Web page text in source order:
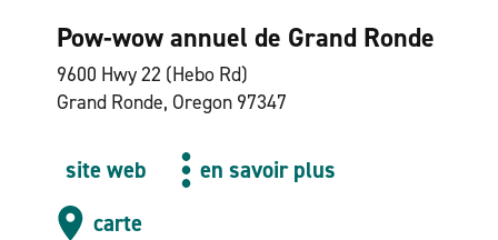
Pow-wow annuel de Grand Ronde
9600 Hwy 22 (Hebo Rd)
Grand Ronde, Oregon 97347
site web
en savoir plus
carte